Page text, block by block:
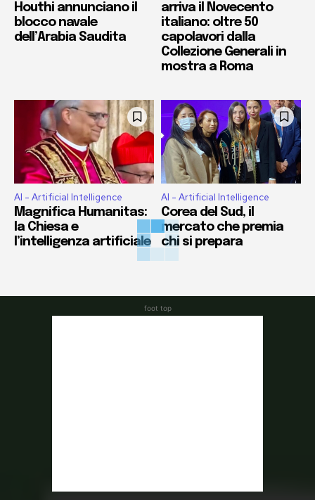
Houthi annunciano il
blocco navale
dell’Arabia Saudita
arriva il Novecento
italiano: oltre 50
capolavori dalla
Collezione Generali in
mostra a Roma
AI - Artificial Intelligence
Magnifica Humanitas:
la Chiesa e
l’intelligenza artificiale
AI - Artificial Intelligence
Corea del Sud, il
mercato che premia
chi si prepara
foot top